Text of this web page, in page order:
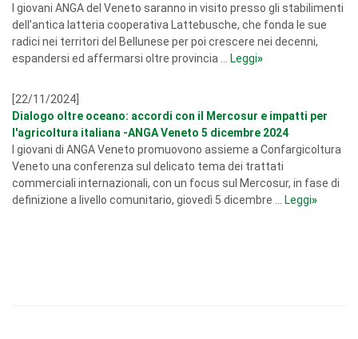
I giovani ANGA del Veneto saranno in visito presso gli stabilimenti
dell’antica latteria cooperativa Lattebusche, che fonda le sue
radici nei territori del Bellunese per poi crescere nei decenni,
espandersi ed affermarsi oltre provincia ...
Leggi»
[22/11/2024]
Dialogo oltre oceano: accordi con il Mercosur e impatti per
l'agricoltura italiana -ANGA Veneto 5 dicembre 2024
I giovani di ANGA Veneto promuovono assieme a Confargicoltura
Veneto una conferenza sul delicato tema dei trattati
commerciali internazionali, con un focus sul Mercosur, in fase di
definizione a livello comunitario, giovedì 5 dicembre ...
Leggi»